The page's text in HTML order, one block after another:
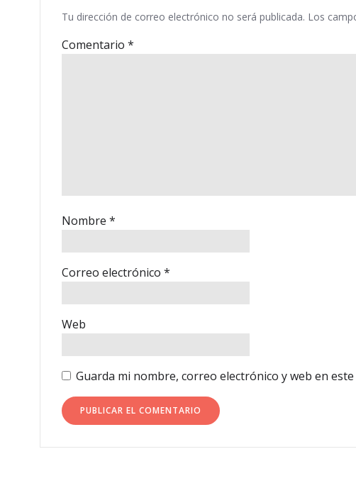
Tu dirección de correo electrónico no será publicada. Los
Comentario *
Nombre *
Correo electrónico *
Web
Guarda mi nombre, correo electrónico y web en